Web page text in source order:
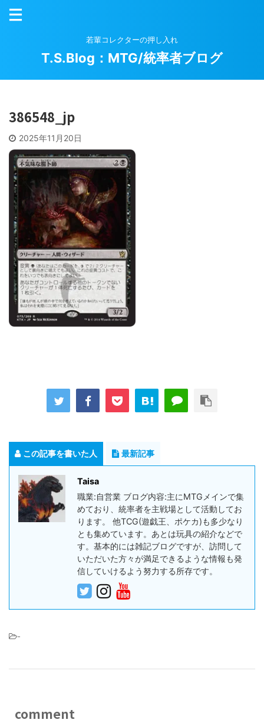
若輩コレクターの押し入れ
T.S.Blog：MTG/統率者ブログ
386548_jp
2025年11月20日
この記事を書いた人 最新記事
Taisa
職業:自営業 ブログ内容:主にMTGメインで集
めており、統率者を主戦場として活動してお
ります。 他TCG(遊戯王、ポケカ)も多少なり
とも集めています。あとは玩具の紹介などで
す。基本的には雑記ブログですが、訪問して
いただいた方々が満足できるような情報も発
信していけるよう努力する所存です。
-
comment